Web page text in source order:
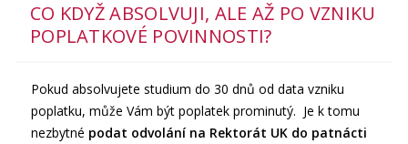
CO KDYŽ ABSOLVUJI, ALE AŽ PO VZNIKU
POPLATKOVÉ POVINNOSTI?
Pokud absolvujete studium do 30 dnů od data vzniku
poplatku, může Vám být poplatek prominutý. Je k tomu
nezbytné podat odvolání na Rektorát UK do patnácti